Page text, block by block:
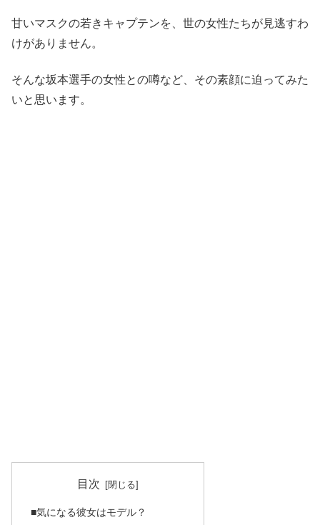
甘いマスクの若きキャプテンを、世の女性たちが見逃すわ
けがありません。
そんな坂本選手の女性との噂など、その素顔に迫ってみた
いと思います。
目次
■気になる彼女はモデル？